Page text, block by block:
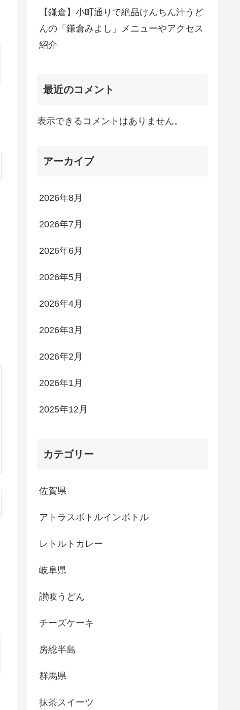
【鎌倉】小町通りで絶品けんちん汁うど
んの「鎌倉みよし」メニューやアクセス
紹介
最近のコメント
表示できるコメントはありません。
アーカイブ
2026年8月
2026年7月
2026年6月
2026年5月
2026年4月
2026年3月
2026年2月
2026年1月
2025年12月
カテゴリー
佐賀県
アトラスボトルインボトル
レトルトカレー
岐阜県
讃岐うどん
チーズケーキ
房総半島
群馬県
抹茶スイーツ